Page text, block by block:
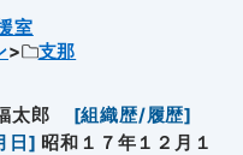
室
支那
太郎 [組織歴/履歴]
日 ] 昭和１７年１２月１